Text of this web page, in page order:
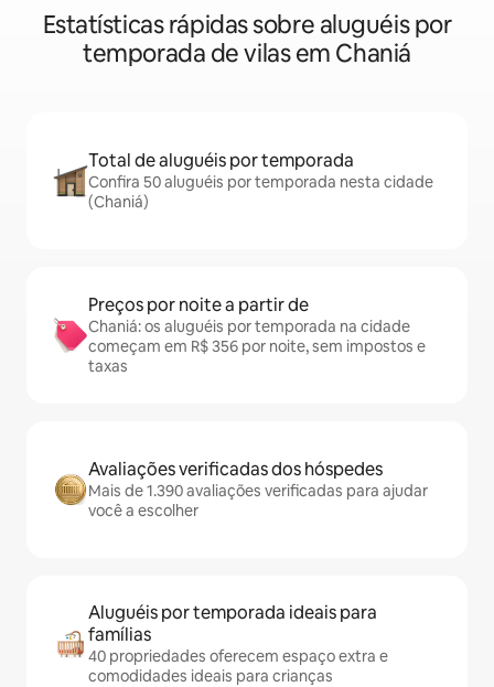
Estatísticas rápidas sobre aluguéis por
temporada de vilas em Chaniá
Total de aluguéis por temporada
Confira 50 aluguéis por temporada nesta cidade
(Chaniá)
Preços por noite a partir de
Chaniá: os aluguéis por temporada na cidade
começam em R$ 356 por noite, sem impostos e
taxas
Avaliações verificadas dos hóspedes
Mais de 1.390 avaliações verificadas para ajudar
você a escolher
Aluguéis por temporada ideais para
famílias
40 propriedades oferecem espaço extra e
comodidades ideais para crianças